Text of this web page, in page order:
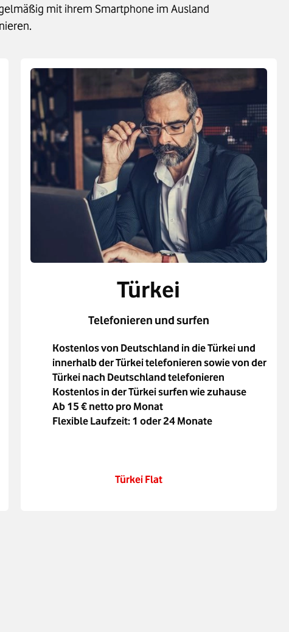
mit ihrem Smartphone im Ausland
Türkei
Telefonieren und surfen
Kostenlos von Deutschland in die Türkei und
innerhalb der Türkei telefonieren sowie von der
Türkei nach Deutschland telefonieren
Kostenlos in der Türkei surfen wie zuhause
Ab 15 € netto pro Monat
Flexible Laufzeit: 1 oder 24 Monate
Türkei Flat